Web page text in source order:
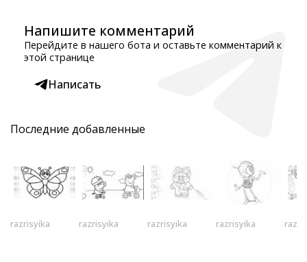
Напишите комментарий
Перейдите в нашего бота и оставьте комментарий к
этой странице
Написать
Последние добавленные
razrisyika razrisyika razrisyika razrisyika